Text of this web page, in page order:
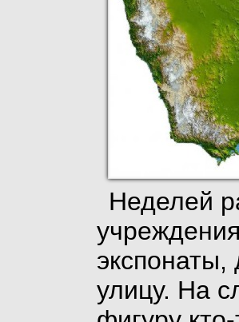
Неделей
улицу. На